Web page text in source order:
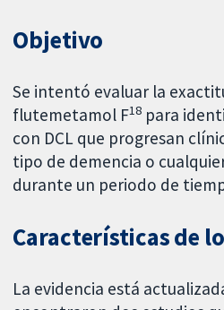
Objetivo
Se intentó evaluar la
flutemetamol F18 para
con DCL que progresan
tipo de demencia o
durante un periodo de
Características de
La evidencia está